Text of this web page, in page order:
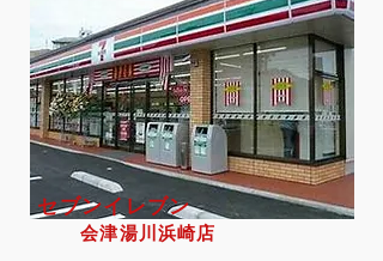
​セブンイレブン
会津湯川浜崎店